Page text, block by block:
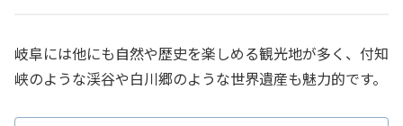
岐阜には他にも自然や歴史を楽しめる観光地が多く、付知
峡のような渓谷や白川郷のような世界遺産も魅力的です。